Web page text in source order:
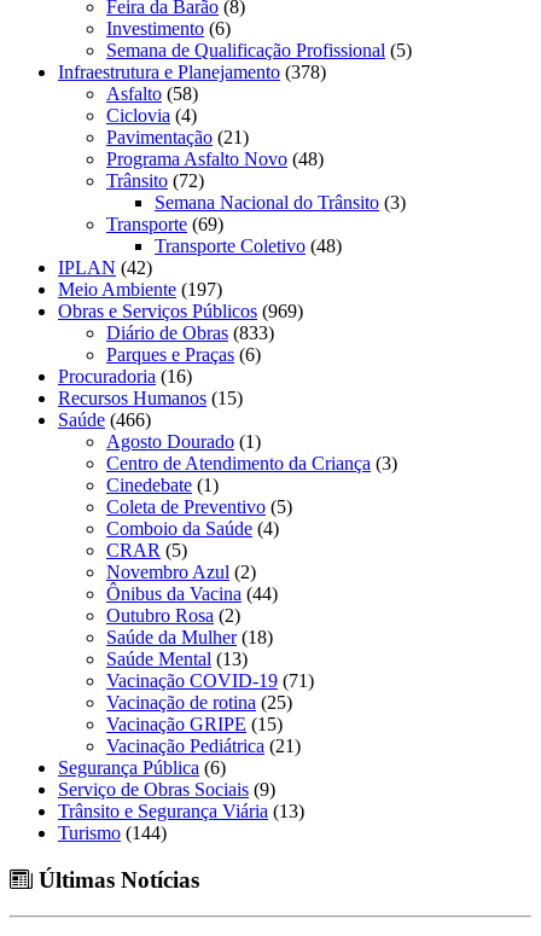
Feira da Barão (8)
Investimento (6)
Semana de Qualificação Profissional (5)
Infraestrutura e Planejamento (378)
Asfalto (58)
Ciclovia (4)
Pavimentação (21)
Programa Asfalto Novo (48)
Trânsito (72)
Semana Nacional do Trânsito (3)
Transporte (69)
Transporte Coletivo (48)
IPLAN (42)
Meio Ambiente (197)
Obras e Serviços Públicos (969)
Diário de Obras (833)
Parques e Praças (6)
Procuradoria (16)
Recursos Humanos (15)
Saúde (466)
Agosto Dourado (1)
Centro de Atendimento da Criança (3)
Cinedebate (1)
Coleta de Preventivo (5)
Comboio da Saúde (4)
CRAR (5)
Novembro Azul (2)
Ônibus da Vacina (44)
Outubro Rosa (2)
Saúde da Mulher(18)
Saúde Mental (13)
Vacinação COVID-19 (71)
Vacinação de rotina (25)
Vacinação GRIPE (15)
Vacinação Pediátrica (21)
Segurança Pública (6)
Serviço de Obras Sociais (9)
Trânsito e Segurança Viária (13)
Turismo (144)
Últimas Notícias